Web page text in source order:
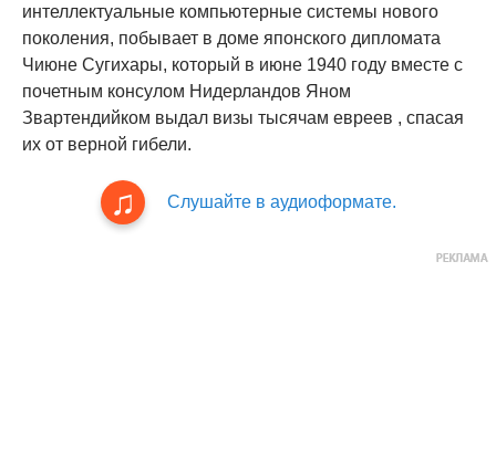
интеллектуальные компьютерные системы нового
поколения, побывает в доме японского дипломата
Чиюне Сугихары, который в июне 1940 году вместе с
почетным консулом Нидерландов Яном
Звартендийком выдал визы тысячам евреев , спасая
их от верной гибели.
Слушайте в аудиоформате.